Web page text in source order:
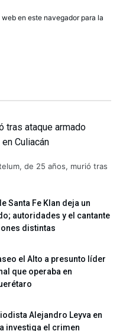
en este navegador para la
tras ataque armado
Culiacán
de 25 años, murió tras
Santa Fe Klan deja un
autoridades y el cantante
distintas
el Alto a presunto líder
que operaba en
Alejandro Leyva en
investiga el crimen